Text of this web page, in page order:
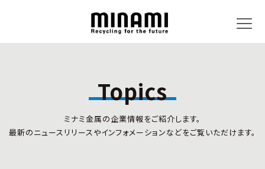
CSR情報
事業内容
リサイクルサービス
小型家電リサイクル法
Topics
ミナミ金属の企業情報をご紹介します。
最新のニュースリリースやインフォメーションなどをご覧いただけます。